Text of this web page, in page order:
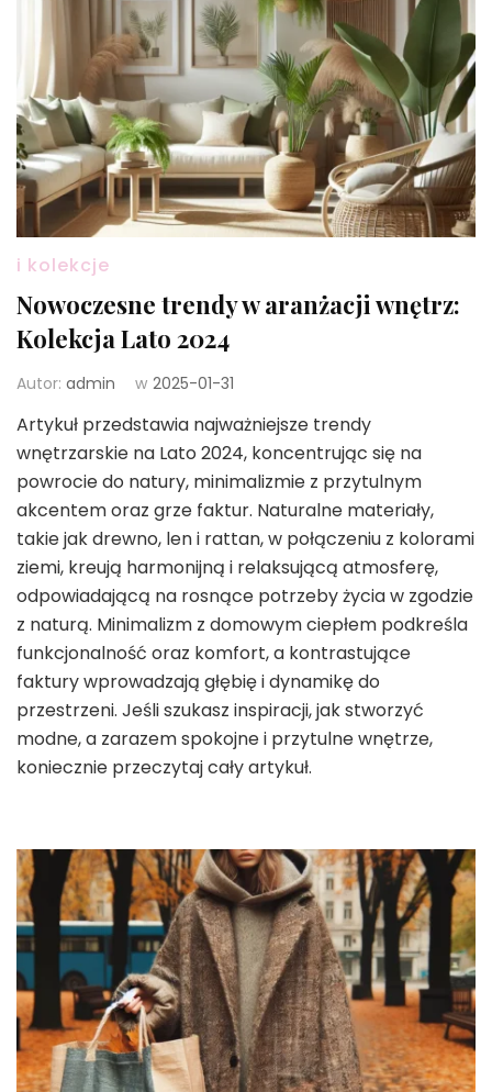
i kolekcje
Nowoczesne trendy w aranżacji wnętrz:
Kolekcja Lato 2024
Autor: admin w 2025-01-31
Artykuł przedstawia najważniejsze trendy
wnętrzarskie na Lato 2024, koncentrując się na
powrocie do natury, minimalizmie z przytulnym
akcentem oraz grze faktur. Naturalne materiały,
takie jak drewno, len i rattan, w połączeniu z kolorami
ziemi, kreują harmonijną i relaksującą atmosferę,
odpowiadającą na rosnące potrzeby życia w zgodzie
z naturą. Minimalizm z domowym ciepłem podkreśla
funkcjonalność oraz komfort, a kontrastujące
faktury wprowadzają głębię i dynamikę do
przestrzeni. Jeśli szukasz inspiracji, jak stworzyć
modne, a zarazem spokojne i przytulne wnętrze,
koniecznie przeczytaj cały artykuł.